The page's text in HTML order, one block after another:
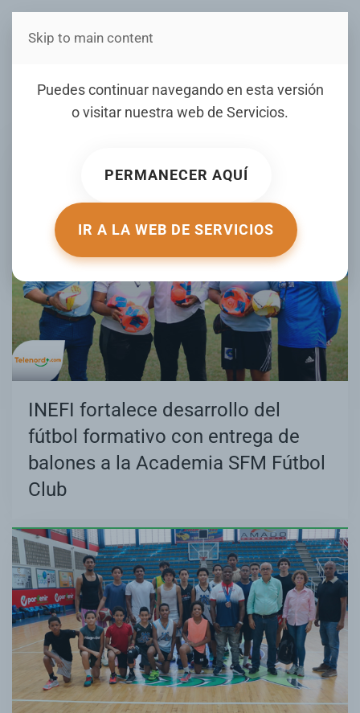
Estás en Telenord Medios
Puedes continuar navegando en esta versión
o visitar nuestra web de Servicios.
PERMANECER AQUÍ
IR A LA WEB DE SERVICIOS
Skip to main content
Listado Galeria Reciente
INEFI fortalece desarrollo del
fútbol formativo con entrega de
balones a la Academia SFM Fútbol
Club